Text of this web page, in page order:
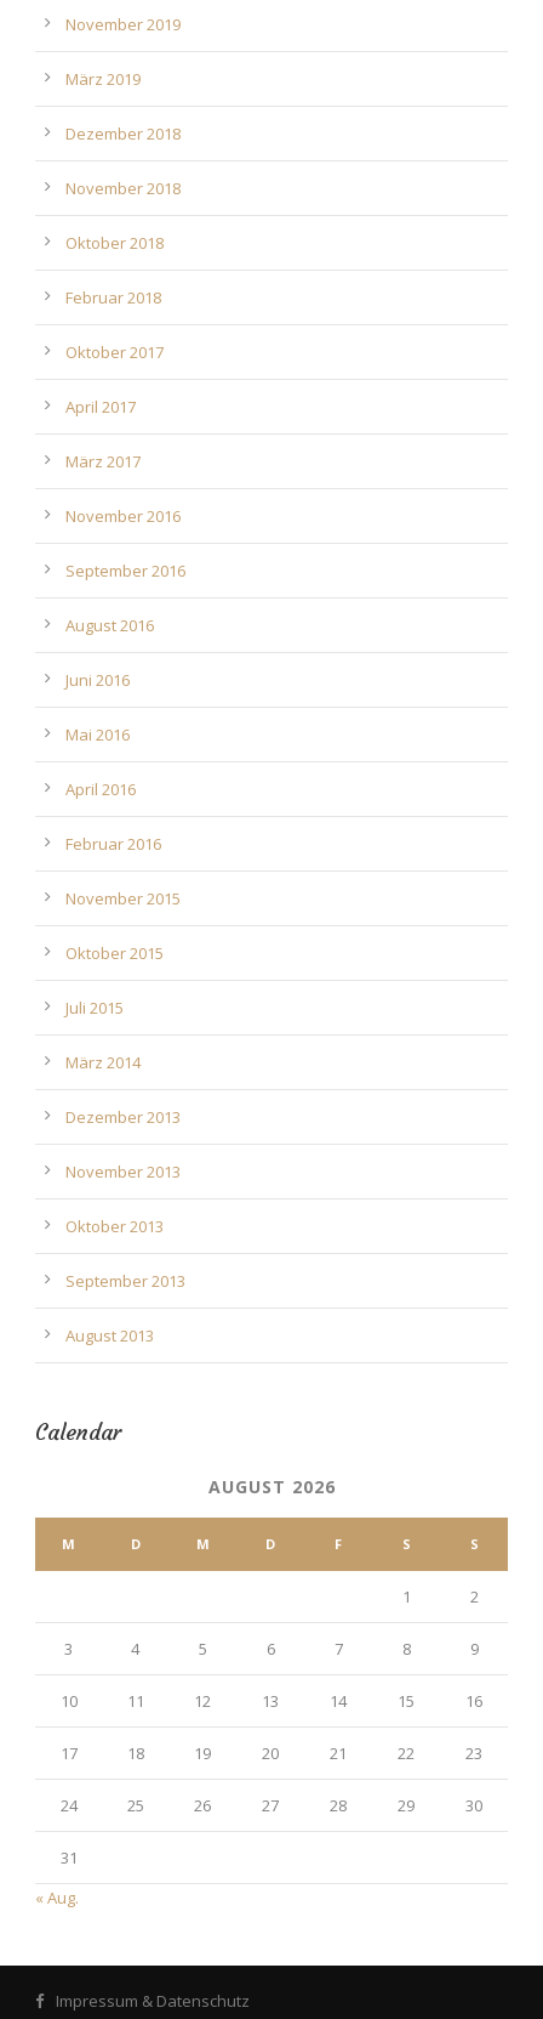
November 2019
März 2019
Dezember 2018
November 2018
Oktober 2018
Februar 2018
Oktober 2017
April 2017
März 2017
November 2016
September 2016
August 2016
Juni 2016
Mai 2016
April 2016
Februar 2016
November 2015
Oktober 2015
Juli 2015
März 2014
Dezember 2013
November 2013
Oktober 2013
September 2013
August 2013
Calendar
AUGUST 2026
M D M D F S S
1 2
3 4 5 6 7 8 9
10 11 12 13 14 15 16
17 18 19 20 21 22 23
24 25 26 27 28 29 30
31
« Aug.
Impressum & Datenschutz